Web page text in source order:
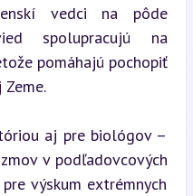
vedci na pôde
spolupracujú na
pomáhajú pochopiť
aj pre biológov –
v podľadovcových
výskum extrémnych